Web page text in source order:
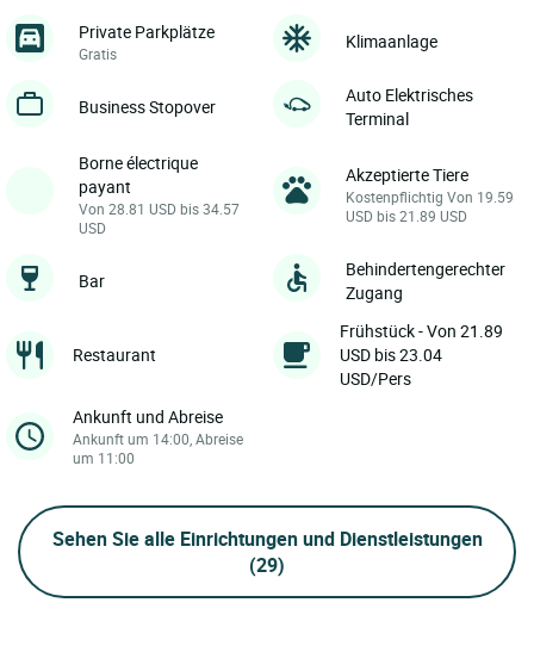
Private Parkplätze
Gratis
Klimaanlage
Business Stopover
Auto Elektrisches
Terminal
Borne électrique
payant
Von 28.81 USD bis 34.57
USD
Akzeptierte Tiere
Kostenpflichtig Von 19.59
USD bis 21.89 USD
Bar
Behindertengerechter
Zugang
Restaurant
Frühstück - Von 21.89
USD bis 23.04
USD/Pers
Ankunft und Abreise
Ankunft um 14:00, Abreise
um 11:00
Sehen Sie alle Einrichtungen und Dienstleistungen
(29)